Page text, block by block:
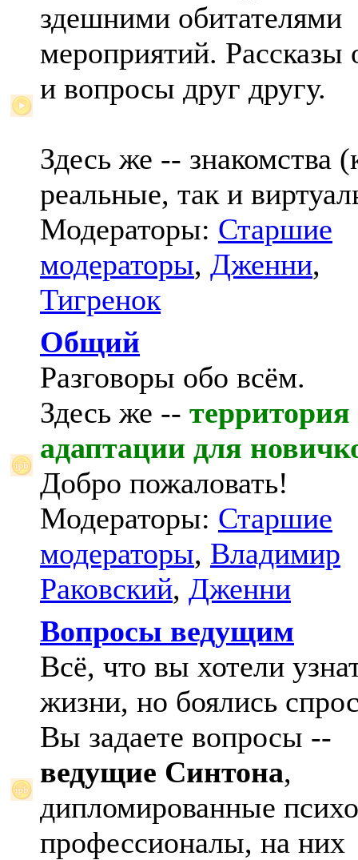
здешними обитателями
мероприятий. Рассказы
и вопросы друг другу.
Здесь же -- знакомства
реальные, так и
Модераторы: Старшие
модераторы, Дженни,
Тигренок
Общий
Разговоры обо всём.
Здесь же -- территория
адаптации для
Добро пожаловать!
Модераторы: Старшие
модераторы, Владимир
Раковский, Дженни
Вопросы ведущим
Всё, что вы хотели
жизни, но боялись
Вы задаете вопросы --
ведущие Синтона,
дипломированные
профессионалы, на них